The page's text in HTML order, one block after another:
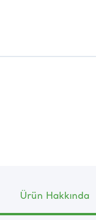
Ürün Hakkında